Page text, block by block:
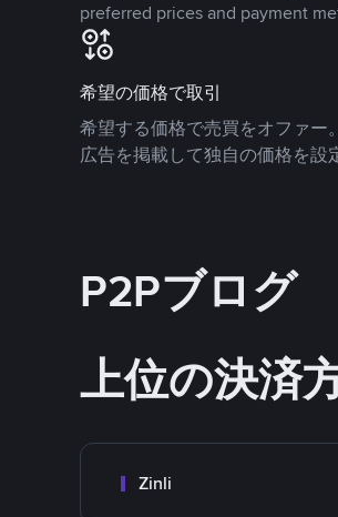
preferred prices and payment
希望の価格で取引
希望する価格で売買をオファー
広告を掲載して独自の価格を設
P2Pブログ
上位の決済
Zinli